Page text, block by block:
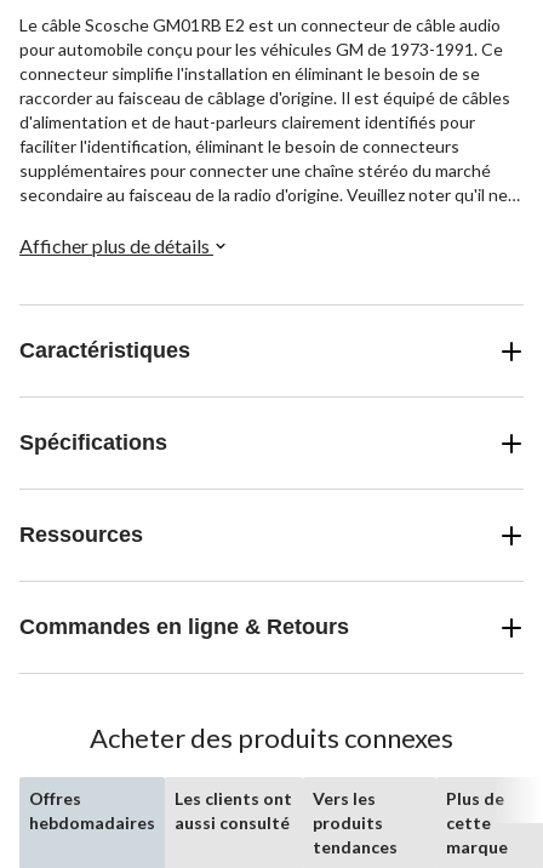
Le câble Scosche GM01RB E2 est un connecteur de câble audio
pour automobile conçu pour les véhicules GM de 1973-1991. Ce
connecteur simplifie l'installation en éliminant le besoin de se
raccorder au faisceau de câblage d'origine. Il est équipé de câbles
d'alimentation et de haut-parleurs clairement identifiés pour
faciliter l'identification, éliminant le besoin de connecteurs
supplémentaires pour connecter une chaîne stéréo du marché
secondaire au faisceau de la radio d'origine. Veuillez noter qu'il ne
connecte facilement au harnais d'origine sans couper les fils grâce
Afficher plus de détails
Caractéristiques
Spécifications
Ressources
Commandes en ligne & Retours
Acheter des produits connexes
Offres
hebdomadaires
Les clients ont
aussi consulté
Vers les
produits
tendances
Plus de
cette
marque